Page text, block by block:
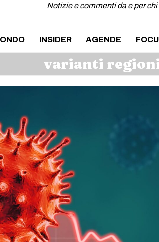
Notizie e commenti da e per
INSIDER AGENDE
varianti